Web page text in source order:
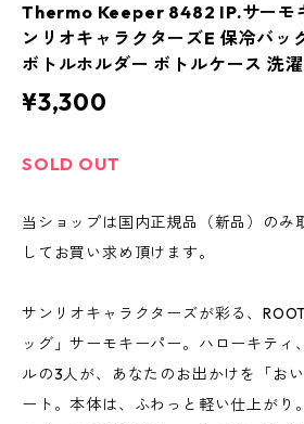
Thermo Keeper 8482 IP.サーモ
ンリオキャラクターズE 保冷バッ
ボトルホルダー ボトルケース 洗
¥3,300
SOLD OUT
当ショップは国内正規品（新品）のみ
してお買い求め頂けます。
サンリオキャラクターズが彩る、
ッグ」サーモキーパー。ハローキティ
ルの3人が、あなたのお出かけを「お
ート。本体は、ふわっと軽い仕上がり